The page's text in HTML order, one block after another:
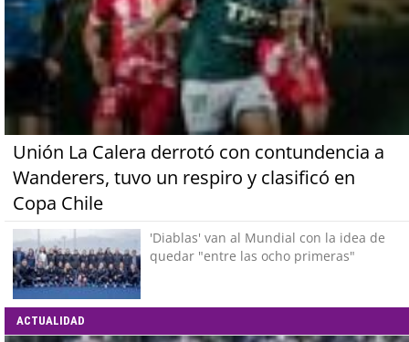
Unión La Calera derrotó con contundencia a
Wanderers, tuvo un respiro y clasificó en
Copa Chile
'Diablas' van al Mundial con la idea de
quedar "entre las ocho primeras"
ACTUALIDAD